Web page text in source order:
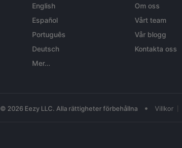
English
Español
Português
Deutsch
Mer...
Om oss
Vårt team
Vår blogg
Kontakta oss
© 2026 Eezy LLC. Alla rättigheter förbehållna • Villkor